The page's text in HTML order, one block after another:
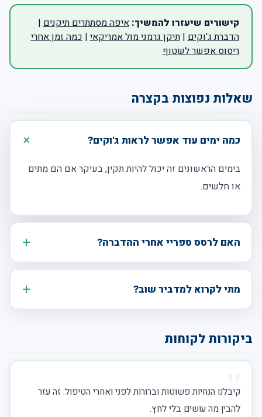
קישורים שיעזרו להמשיך: איפה מסתתרים תיקנים |
הדברת ג'וקים |תיקן גרמני מול אמריקאי | כמה זמן אחרי
ריסוס אפשר לשטוף
שאלות נפוצות בקצרה
כמה ימים עוד אפשר לראות ג'וקים?
בימים הראשונים זה יכול להיות תקין, בעיקר אם הם מתים
או חלשים.
האם לרסס ספריי אחרי ההדברה?
מתי לקרוא למדביר שוב?
ביקורות לקוחות
קיבלנו הנחיות פשוטות וברורות לפני ואחרי הטיפול. זה עזר
להבין מה עושים בלי לחץ.